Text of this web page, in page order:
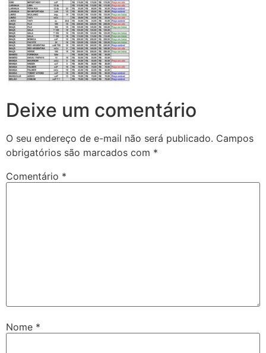
Deixe um comentário
O seu endereço de e-mail não será publicado. Campos
obrigatórios são marcados com *
Comentário *
Nome *